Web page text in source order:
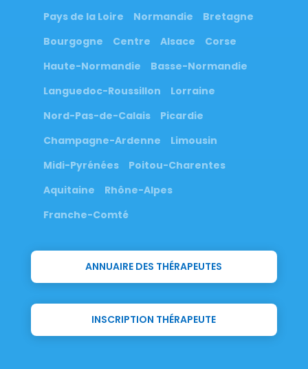
Pays de la Loire
Normandie
Bretagne
Bourgogne
Centre Alsace
Corse
Haute-Normandie
Basse-Normandie
Languedoc-Roussillon
Lorraine
Nord-Pas-de-Calais
Picardie
Champagne-Ardenne
Limousin
Midi-Pyrénées
Poitou-Charentes
Aquitaine
Rhône-Alpes
Franche-Comté
ANNUAIRE DES THÉRAPEUTES
INSCRIPTION THÉRAPEUTE